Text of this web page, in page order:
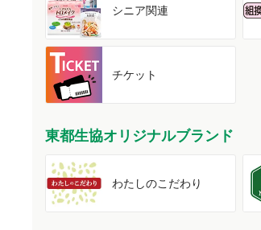
シニア関連
チケット
東都生協オリジナルブランド
わたしのこだわり